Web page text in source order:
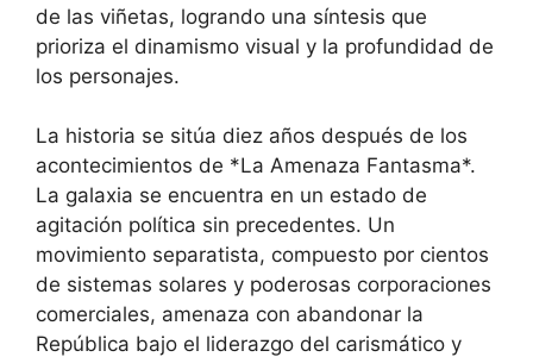
de las viñetas, logrando una síntesis que
prioriza el dinamismo visual y la profundidad de
los personajes.
La historia se sitúa diez años después de los
acontecimientos de *La Amenaza Fantasma*.
La galaxia se encuentra en un estado de
agitación política sin precedentes. Un
movimiento separatista, compuesto por cientos
de sistemas solares y poderosas corporaciones
comerciales, amenaza con abandonar la
República bajo el liderazgo del carismático y